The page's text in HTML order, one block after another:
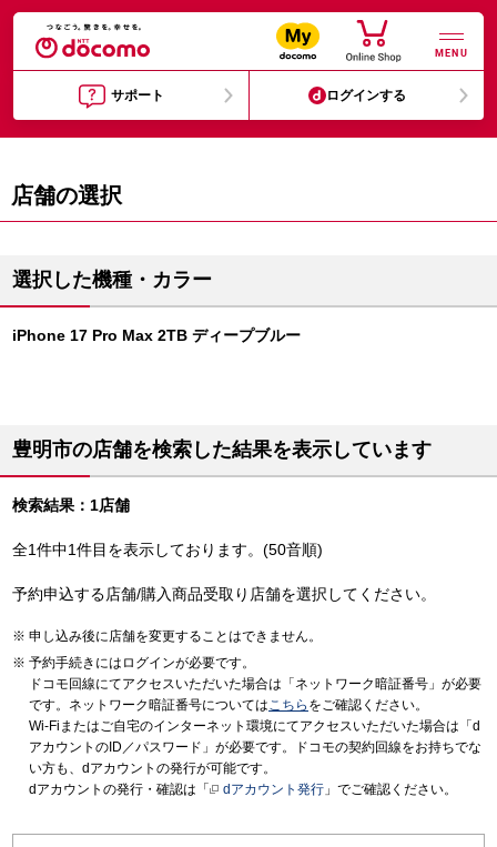
MENU
サポート ログインする
店舗の選択
選択した機種・カラー
iPhone 17 Pro Max 2TB ディープブルー
豊明市の店舗を検索した結果を表示しています
検索結果：1店舗
全1件中1件目を表示しております。(50音順)
予約申込する店舗/購入商品受取り店舗を選択してください。
申し込み後に店舗を変更することはできません。
予約手続きにはログインが必要です。
ドコモ回線にてアクセスいただいた場合は「ネットワーク暗証番号」が必要
です。ネットワーク暗証番号についてはこちら をご確認ください。
Wi-Fiまたはご自宅のインターネット環境にてアクセスいただいた場合は「d
アカウントのID／パスワード」が必要です。ドコモの契約回線をお持ちでな
い方も、dアカウントの発行が可能です。
dアカウントの発行・確認は「
dアカウント発行 」でご確認ください。